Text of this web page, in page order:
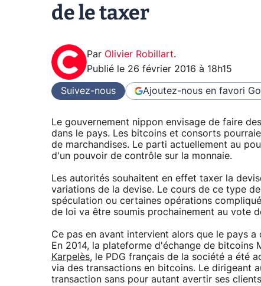
de le taxer
Par Olivier Robillart.
Publié le 26 février 2016 à 18h15
Suivez-nous Ajoutez-nous en favori
Le gouvernement nippon envisage de faire
dans le pays. Les bitcoins et consorts
de marchandises. Le parti actuellement au
d'un pouvoir de contrôle sur la monnaie.
Les autorités souhaitent en effet taxer la
variations de la devise. Le cours de ce type
spéculation ou certaines opérations
de loi va être soumis prochainement au vote
Ce pas en avant intervient alors que le pays
En 2014, la plateforme d'échange de bitcoins
Karpelès, le PDG français de la société a été
via des transactions en bitcoins. Le dirigeant
transaction sans pour autant avertir ses